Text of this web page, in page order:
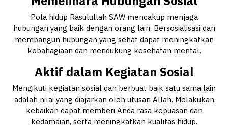
Pola hidup Rasulullah SAW mencakup menjaga
hubungan yang baik dengan orang lain. Bersosialisasi dan
membangun hubungan yang sehat dapat meningkatkan
kebahagiaan dan mendukung kesehatan mental.
Aktif dalam Kegiatan Sosial
Mengikuti kegiatan sosial dan berbuat baik satu sama lain
adalah nilai yang diajarkan oleh utusan Allah. Melakukan
kebaikan dapat memberi Anda rasa kepuasan dan
kedamaian, serta meningkatkan kualitas hidup.